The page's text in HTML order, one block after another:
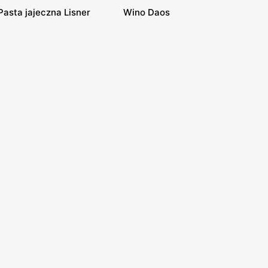
jajeczna Lisner Wino Daos